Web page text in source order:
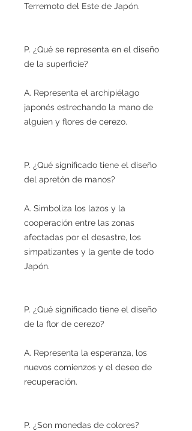
Terremoto del Este de Japón.
P. ¿Qué se representa en el diseño
de la superficie?
A. Representa el archipiélago
japonés estrechando la mano de
alguien y flores de cerezo.
P. ¿Qué significado tiene el diseño
del apretón de manos?
A. Simboliza los lazos y la
cooperación entre las zonas
afectadas por el desastre, los
simpatizantes y la gente de todo
Japón.
P. ¿Qué significado tiene el diseño
de la flor de cerezo?
A. Representa la esperanza, los
nuevos comienzos y el deseo de
recuperación.
P. ¿Son monedas de colores?